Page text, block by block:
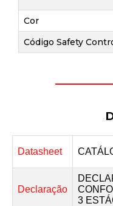
Cor
Código Safety
Datasheet
Declaração
3